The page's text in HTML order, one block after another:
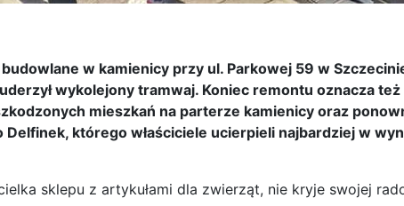
w kamienicy przy ul. Parkowej 59 w
wykolejony tramwaj. Koniec remontu oznacza
mieszkań na parterze kamienicy oraz
którego właściciele ucierpieli najbardziej w
sklepu z artykułami dla zwierząt, nie kryje swojej